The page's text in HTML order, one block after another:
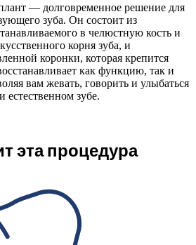
— долговременное решение для
зуба. Он состоит из
в челюстную кость и
корня зуба, и
коронки, которая крепится
как функцию, так и
вам жевать, говорить и улыбаться
естественном зубе.
эта процедура